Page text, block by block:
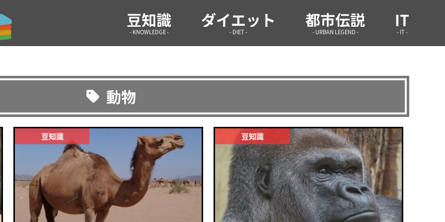
気になる情報や生活の役に立つような雑学などを紹介！ 雑学infoまとめ.site
豆知識
- KNOWLEDGE -
ダイエット
- DIET -
都市伝説
- URBAN LEGEND -
IT
- IT -
動物
豆知識 豆知識